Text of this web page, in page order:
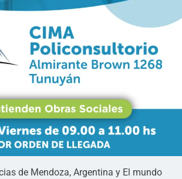
de Mendoza, Argentina y El mundo